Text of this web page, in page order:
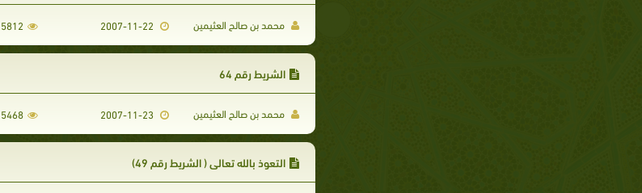
محمد بن صالح العثيمين 5812
الشريط رقم 64
محمد بن صالح العثيمين 5468
التعوذ بالله تعالى ( الشريط رقم 49)